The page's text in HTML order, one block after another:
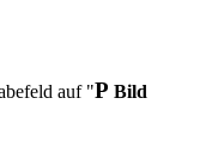
auf "P Bild